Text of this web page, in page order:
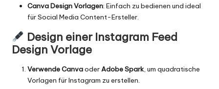
Canva Design Vorlagen: Einfach zu bedienen und ideal
für Social Media Content-Ersteller.
Design einer Instagram Feed
Design Vorlage
Verwende CanvaoderAdobe Spark, um quadratische
Vorlagen für Instagram zu erstellen.